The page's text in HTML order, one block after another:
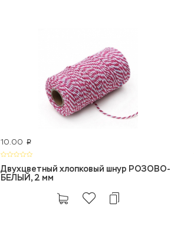
10.00 p
Двухцветный хлопковый шнур РОЗОВО-
БЕЛЫЙ, 2 мм